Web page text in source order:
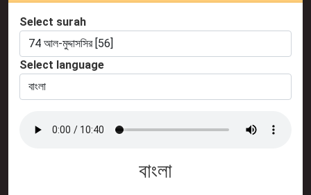
Select surah
Select language
বাংলা